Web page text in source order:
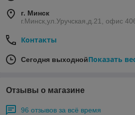
г. Минск
г.Минск,ул.Уручская,д.21, офис
Контакты
Сегодня выходнойПоказать
Отзывы о магазине
96 отзывов за всё время